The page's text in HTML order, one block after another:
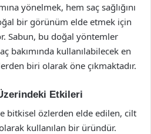
yönelmek, hem saç sağlığını
bir görünüm elde etmek için
Sabun, bu doğal yöntemler
bakımında kullanılabilecek en
biri olarak öne çıkmaktadır.
Etkileri
bitkisel özlerden elde edilen, cilt
kullanılan bir üründür.